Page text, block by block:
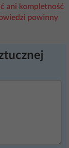
ani kompletność
powinny